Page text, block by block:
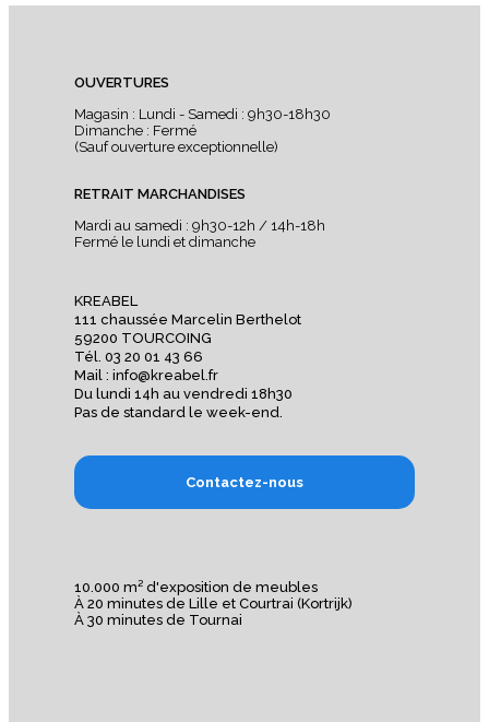
OUVERTURES
Magasin : Lundi - Samedi : 9h30-18h30
Dimanche : Fermé
(Sauf ouverture exceptionnelle)
RETRAIT MARCHANDISES
Mardi au samedi : 9h30-12h / 14h-18h
Fermé le lundi et dimanche
KREABEL
111 chaussée Marcelin Berthelot
59200 TOURCOING
Tél. 03 20 01 43 66
Mail : info@kreabel.fr
Du lundi 14h au vendredi 18h30
Pas de standard le week-end.
Contactez-nous
10.000 m² d'exposition de meubles
À 20 minutes de Lille et Courtrai (Kortrijk)
À 30 minutes de Tournai